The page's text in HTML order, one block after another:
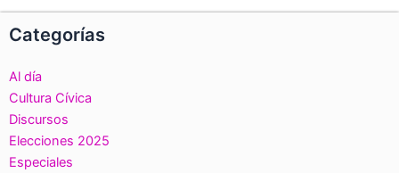
Categorías
Al día
Cultura Cívica
Discursos
Elecciones 2025
Especiales